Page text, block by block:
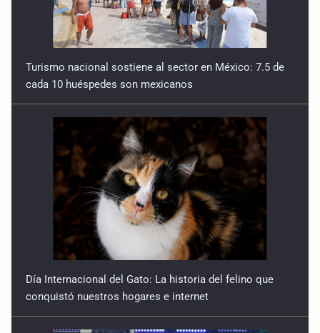
Turismo nacional sostiene al sector en México: 7.5 de
cada 10 huéspedes son mexicanos
Día Internacional del Gato: La historia del felino que
conquistó nuestros hogares e internet